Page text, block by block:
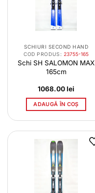
SCHIURI SECOND HAND
COD PRODUS: 23755-165
Schi SH SALOMON MAX
165cm
1068.00lei
ADAUGĂ ÎN COȘ